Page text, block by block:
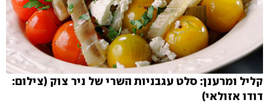
קליל ומרענן: סלט עגבניות השרי של ניר צוק (צילום:
דודו אזולאי)